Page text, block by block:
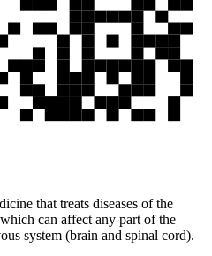
that treats diseases of the
can affect any part of the
system (brain and spinal cord).